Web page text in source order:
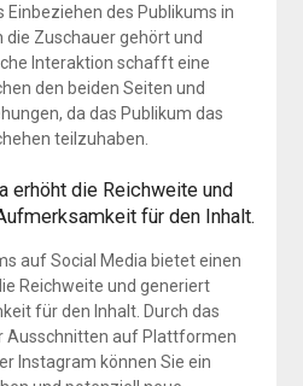
des Publikums in
die Zuschauer gehört und
Interaktion schafft eine
den beiden Seiten und
da das Publikum das
teilzuhaben.
erhöht die Reichweite und
für den Inhalt.
auf Social Media bietet einen
Reichweite und generiert
für den Inhalt. Durch das
Ausschnitten auf Plattformen
Instagram können Sie ein